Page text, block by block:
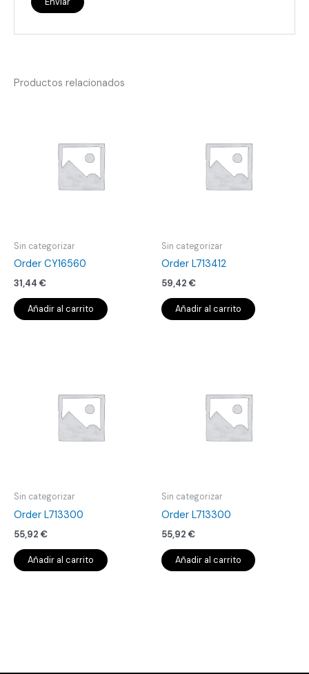
Productos relacionados
Sin categorizar
Order CY16560
31,44 €
Añadir al carrito
Sin categorizar
Order L713412
59,42 €
Añadir al carrito
Sin categorizar
Order L713300
55,92 €
Añadir al carrito
Sin categorizar
Order L713300
55,92 €
Añadir al carrito